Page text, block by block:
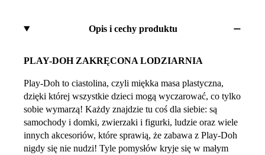
Opis i cechy produktu
PLAY-DOH ZAKRĘCONA LODZIARNIA
Play-Doh to ciastolina, czyli miękka masa plastyczna,
dzięki której wszystkie dzieci mogą wyczarować, co tylko
sobie wymarzą! Każdy znajdzie tu coś dla siebie: są
samochody i domki, zwierzaki i figurki, ludzie oraz wiele
innych akcesoriów, które sprawią, że zabawa z Play-Doh
nigdy się nie nudzi! Tyle pomysłów kryje się w małym